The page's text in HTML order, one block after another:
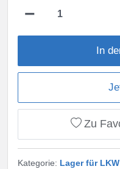
−
In
Zu
Kategorie: Lager für LKW